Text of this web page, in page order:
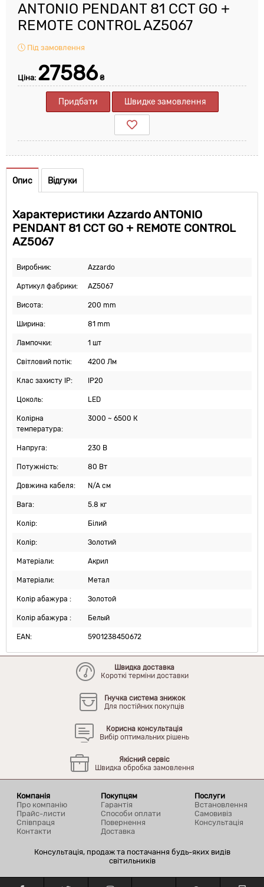
ANTONIO PENDANT 81 CCT GO +
REMOTE CONTROL AZ5067
Під замовлення
Ціна: 27586₴
Придбати Швидке замовлення
Опис Відгуки
Характеристики Azzardo ANTONIO
PENDANT 81 CCT GO + REMOTE CONTROL
AZ5067
Виробник: Azzardo
Артикул фабрики: AZ5067
Висота: 200 mm
Ширина: 81 mm
Лампочки: 1 шт
Світловий потік: 4200 Лм
Клас захисту IP: IP20
Цоколь: LED
Колірна
температура:
3000 ~ 6500 К
Напруга: 230 В
Потужність: 80 Вт
Довжина кабеля: N/A см
Вага: 5.8 кг
Колір: Білий
Колір: Золотий
Матеріали: Акрил
Матеріали: Метал
Колір абажура : Золотой
Колір абажура : Белый
EAN: 5901238450672
Швидка доставка
Короткі терміни доставки
Гнучка система знижок
Для постійних покупців
Корисна консультація
Вибір оптимальних рішень
Якісний сервіс
Швидка обробка замовлення
Компанія
Про компанію
Прайс-листи
Співпраця
Контакти
Покупцям
Гарантія
Способи оплати
Повернення
Доставка
Послуги
Встановлення
Самовивіз
Консультація
Консультація, продаж та постачання будь-яких видів
світильників